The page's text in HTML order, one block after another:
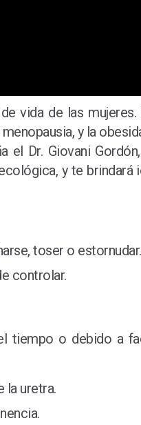
vida de las
y la
el Dr. Giovani
y te brindará
toser o estornudar.
controlar.
tiempo o debido a
la uretra.